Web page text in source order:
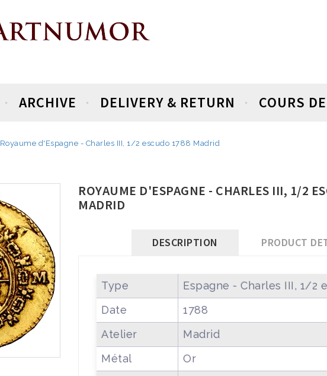
ARCHIVE DELIVERY & RETURN COURS
Royaume d'Espagne - Charles III, 1/2 escudo 1788 Madrid
ROYAUME D'ESPAGNE - CHARLES III, 1/2
MADRID
DESCRIPTION PRODUCT
Type
Espagne - Charles III, 1/2
Date
1788
Atelier
Madrid
Métal
Or